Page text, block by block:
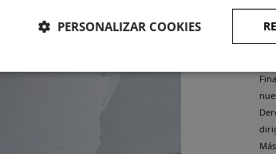
PERSONALIZAR COOKIES